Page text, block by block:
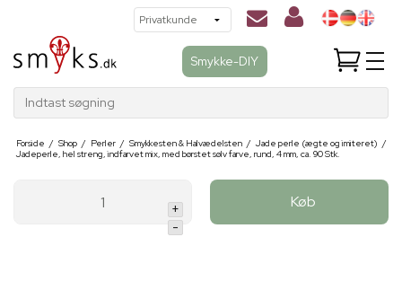
Smykke-DIY
Indtast søgning
Forside / Shop / Perler / Smykkesten & Halvædelsten / Jade perle (ægte og imiteret) /
Jadeperle, hel streng, indfarvet mix, med børstet sølv farve, rund, 4 mm, ca. 90 Stk.
+
-
Køb